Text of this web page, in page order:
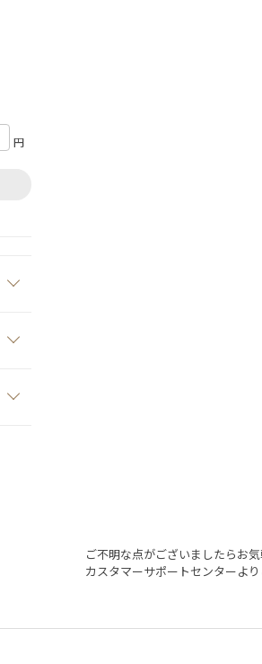
円
ご不明な点がございましたらお
カスタマーサポートセンターよ